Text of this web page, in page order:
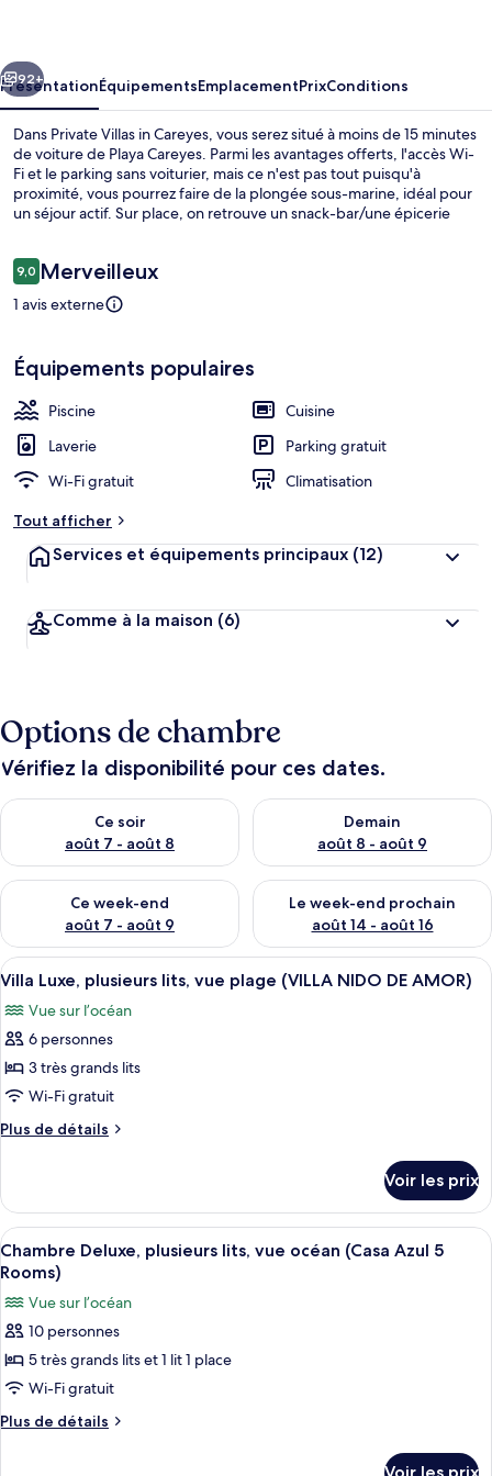
Suivant
92+
PrésentationÉquipementsEmplacementPrixConditions
Dans Private Villas in Careyes, vous serez situé à moins de 15 minutes
de voiture de Playa Careyes. Parmi les avantages offerts, l'accès Wi-
Fi et le parking sans voiturier, mais ce n'est pas tout puisqu'à
proximité, vous pourrez faire de la plongée sous-marine, idéal pour
un séjour actif. Sur place, on retrouve un snack-bar/une épicerie
Avis
voyageurs
9,09,0 sur 10
Merveilleux
1 avis externe
Équipements populaires
Piscine
Cuisine
Laverie
Parking gratuit
Wi-Fi gratuit
Climatisation
Tout afficher
Services et équipements principaux (12)
Comme à la maison (6)
Options de chambre
Vérifiez la disponibilité pour ces dates.
Ce soir
août 7 - août 8
Vérifier la disponibilité pour ce soir août 7 - août 8
Demain
août 8 - août 9
Vérifier la disponibilité pour
Ce week-end
août 7 - août 9
Vérifier la disponibilité pour ce week-end août 7 - août 9
Le week-end prochain
août 14 - août 16
Vérifier la disponibilité pour
Afficher
toutes
les
photos
pour
ce
type
de
Villa
Luxe,
plusieurs
lits,
vue
plage
(VILLA
NIDO
DE
AMOR)
Un complexe hôtelier doté d’une
18
Villa Luxe, plusieurs lits, vue plage (VILLA NIDO DE AMOR)
Vue sur l’océan
6 personnes
3 très grands lits
Wi-Fi gratuit
Plus de détails
Plus
le
type
de
chambre
Luxe,
plusieurs
vue
plage
NIDO
Voir les prix
Afficher
toutes
photos
pour
ce
type
de
Une pièce avec un mur bleu, un
25
Chambre Deluxe, plusieurs lits, vue océan (Casa Azul 5
Rooms)
Vue sur l’océan
10 personnes
5 très grands lits et 1 lit 1 place
Wi-Fi gratuit
Plus de détails
Plus